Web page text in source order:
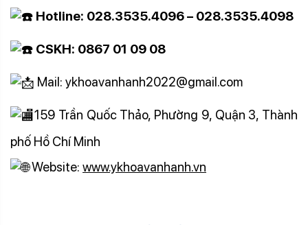
Hotline: 028.3535.4096 – 028.3535.4098
CSKH: 0867 01 09 08
Mail: ykhoavanhanh2022@gmail.com
159 Trần Quốc Thảo, Phường 9, Quận 3, Thành
phố Hồ Chí Minh
Website: www.ykhoavanhanh.vn